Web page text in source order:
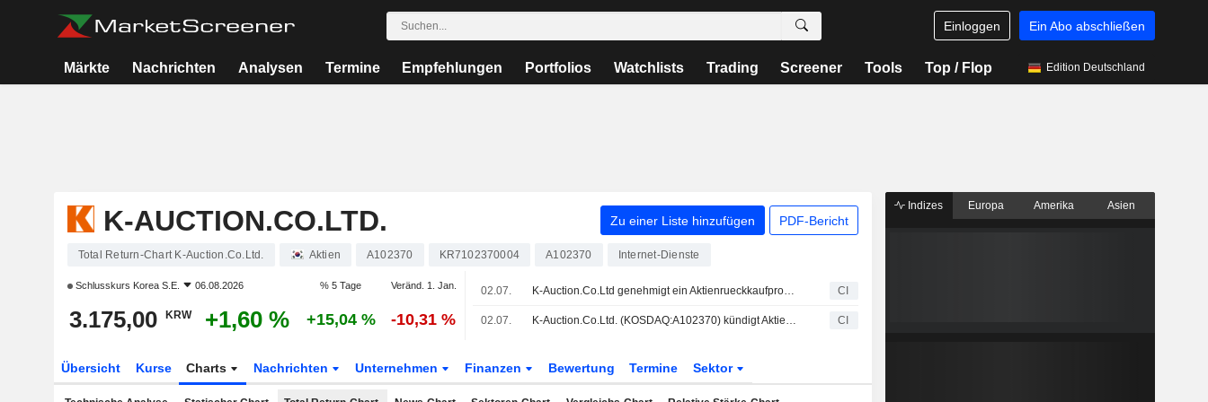
Einloggen Ein Abo abschließen
Märkte Nachrichten Analysen Termine Empfehlungen Portfolios Watchlists Trading Screener Tools Top / Flop Edition Deutschland
K-AUCTION.CO.LTD. Zu einer Liste hinzufügen PDF-Bericht
Total Return-Chart K-Auction.Co.Ltd. Aktien A102370 KR7102370004 A102370 Internet-Dienste
Schlusskurs Korea S.E. 06.08.2026 % 5 Tage Veränd. 1. Jan.
3.175,00 KRW +1,60 % +15,04 % -10,31 %
02.07. K-Auction.Co.Ltd genehmigt ein Aktienrueckkaufprogramm. CI
02.07. K-Auction.Co.Ltd. (KOSDAQ:A102370) kündigt Aktienrückkauf über 500.000 Aktien an. CI
Übersicht Kurse Charts Nachrichten Unternehmen Finanzen Bewertung Termine Sektor
Indizes Europa Amerika Asien